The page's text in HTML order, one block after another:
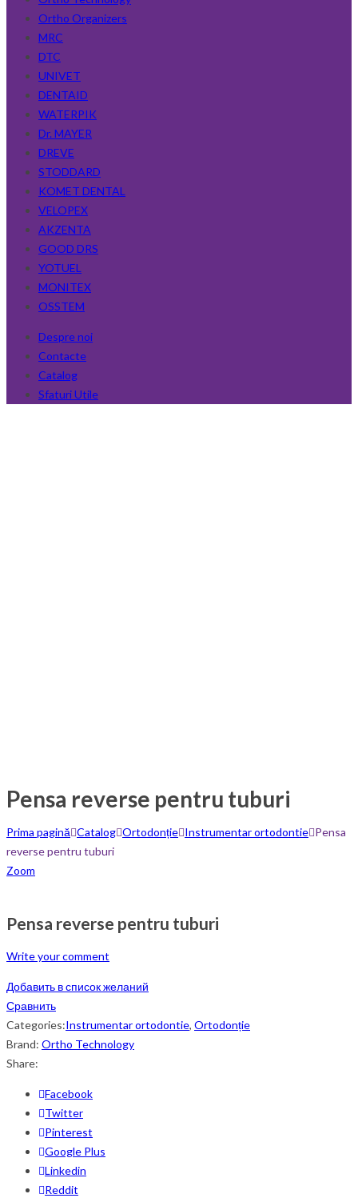
Ortho Organizers
MRC
DTC
UNIVET
DENTAID
WATERPIK
Dr. MAYER
DREVE
STODDARD
KOMET DENTAL
VELOPEX
AKZENTA
GOOD DRS
YOTUEL
MONITEX
OSSTEM
Despre noi
Contacte
Catalog
Sfaturi Utile
Pensa reverse pentru tuburi
Prima pagină Catalog Ortodonție Instrumentar ortodontie Pensa
reverse pentru tuburi
Zoom
Pensa reverse pentru tuburi
Write your comment
Добавить в список желаний
Сравнить
Categories:Instrumentar ortodontie, Ortodonție
Brand: Ortho Technology
Share:
Facebook
Twitter
Pinterest
Google Plus
Linkedin
Reddit